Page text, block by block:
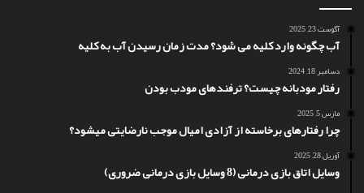
آگوست 23, 2025
آب چگونه وارد کلیه می شود؟ مدت زمان رسیدن آب به کلیه
دسامبر 18, 2024
رفتار مودبانه چیست؟ ترفندهای مودب بودن
مارس 5, 2025
چرا رفتارهای برخاسته از آزادی امیال موجب نارضایتی میشود؟
آوریل 28, 2025
وسایل اتاق بازی درمانی (8 وسایل بازی درمانی ضروری)